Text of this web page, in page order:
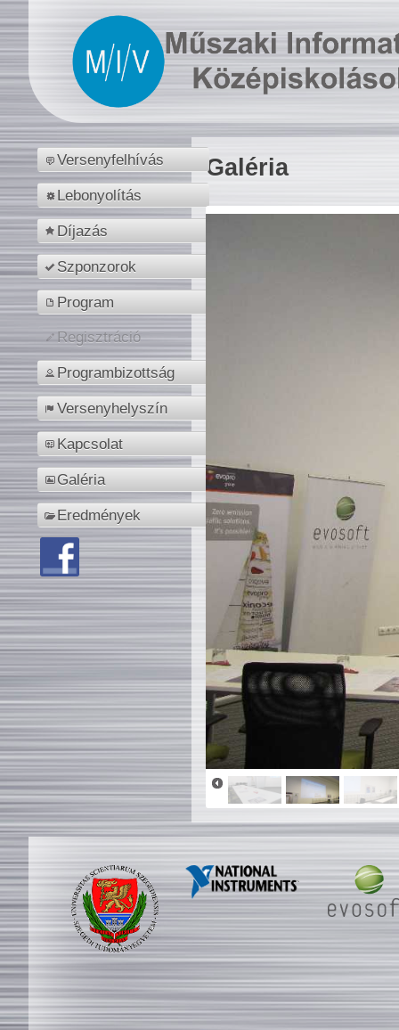
Versenyfelhívás
Lebonyolítás
Díjazás
Szponzorok
Program
Regisztráció
Programbizottság
Versenyhelyszín
Kapcsolat
Galéria
Eredmények
Galéria